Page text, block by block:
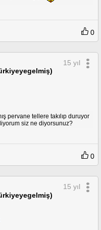
0
15 yıl
pervane tellere takılıp duruyor
siz ne diyorsunuz?
0
15 yıl